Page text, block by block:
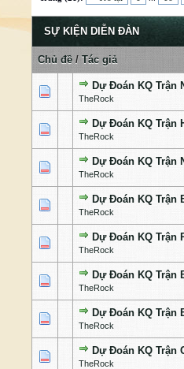
SỰ KIỆN DIỄN ĐÀN
Chủ đề / Tác giả
Dự Đoán KQ Trận
TheRock
0 Bỏ phiếu - 0 của 5
12 45
Dự Đoán KQ Trận
TheRock
0 Bỏ phiếu - 0 của 5
12 45
Dự Đoán KQ Trận
TheRock
0 Bỏ phiếu - 0 của 5
12 45
Dự Đoán KQ Trận
TheRock
1 Bỏ phiếu - 5
123 45
Dự Đoán KQ Trận
TheRock
0 Bỏ phiếu - 0 của 5
12 45
Dự Đoán KQ Trận
TheRock
0 Bỏ phiếu - 0 của 5
12 45
Dự Đoán KQ Trận
TheRock
0 Bỏ phiếu - 0 của 5
12 45
Dự Đoán KQ Trận
TheRock
0 Bỏ phiếu - 0 của 5
123 45